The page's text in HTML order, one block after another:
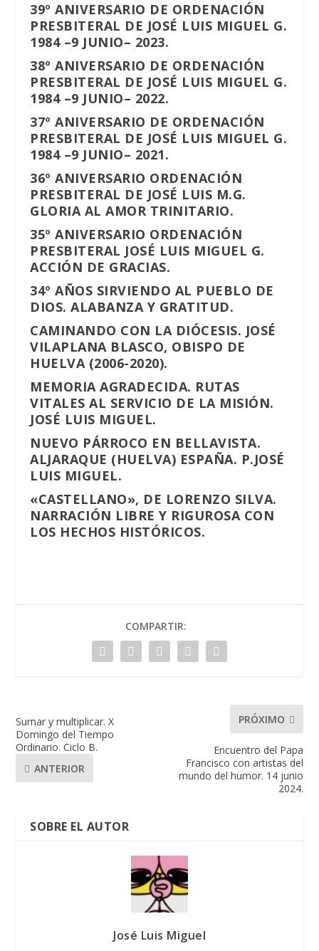
39º ANIVERSARIO DE ORDENACIÓN
PRESBITERAL DE JOSÉ LUIS MIGUEL G.
1984 –9 JUNIO– 2023.
38º ANIVERSARIO DE ORDENACIÓN
PRESBITERAL DE JOSÉ LUIS MIGUEL G.
1984 –9 JUNIO– 2022.
37º ANIVERSARIO DE ORDENACIÓN
PRESBITERAL DE JOSÉ LUIS MIGUEL G.
1984 –9 JUNIO– 2021.
36º ANIVERSARIO ORDENACIÓN
PRESBITERAL DE JOSÉ LUIS M.G.
GLORIA AL AMOR TRINITARIO.
35º ANIVERSARIO ORDENACIÓN
PRESBITERAL JOSÉ LUIS MIGUEL G.
ACCIÓN DE GRACIAS.
34º AÑOS SIRVIENDO AL PUEBLO DE
DIOS. ALABANZA Y GRATITUD.
CAMINANDO CON LA DIÓCESIS. JOSÉ
VILAPLANA BLASCO, OBISPO DE
HUELVA (2006-2020).
MEMORIA AGRADECIDA. RUTAS
VITALES AL SERVICIO DE LA MISIÓN.
JOSÉ LUIS MIGUEL.
NUEVO PÁRROCO EN BELLAVISTA.
ALJARAQUE (HUELVA) ESPAÑA. P.JOSÉ
LUIS MIGUEL.
«CASTELLANO», DE LORENZO SILVA.
NARRACIÓN LIBRE Y RIGUROSA CON
LOS HECHOS HISTÓRICOS.
COMPARTIR:
Sumar y multiplicar. X
Domingo del Tiempo
Ordinario. Ciclo B.
ANTERIOR
PRÓXIMO
Encuentro del Papa
Francisco con artistas del
mundo del humor. 14 junio
2024.
SOBRE EL AUTOR
José Luis Miguel